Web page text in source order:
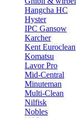
Hangcha HC
Hyster
IPC Gansow
Karcher
Kent Euroclean
Komatsu
Lavor Pro
Mid-Central
Minuteman
Multi-Clean
Nilfisk
Nobles